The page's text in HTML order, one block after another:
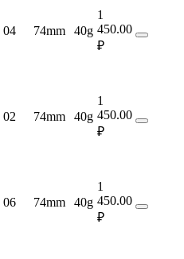
04 74mm 40g
1
450.00
₽
02 74mm 40g
1
450.00
₽
06 74mm 40g
1
450.00
₽